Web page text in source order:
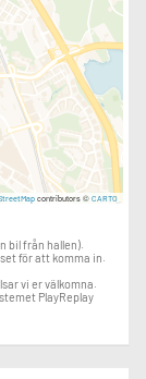
contributors © CARTO
bil från hallen).
för att komma in.
vi er välkomna.
PlayReplay